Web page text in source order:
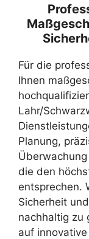
Für die
Ihnen
Lahr/
Planung,
die den
entsprechen.
Sicherheit
nachhaltig zu
auf